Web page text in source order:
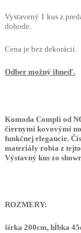
Vystavený 1 kus z
dohode.
Cena je bez dekorácií.
Odber možný ihneď.
Komoda Compli od
čiernymi kovovými
funkčnej elegancie.
materiály robia z
Výstavný kus zo
ROZMERY:
šírka 200cm, hĺbka